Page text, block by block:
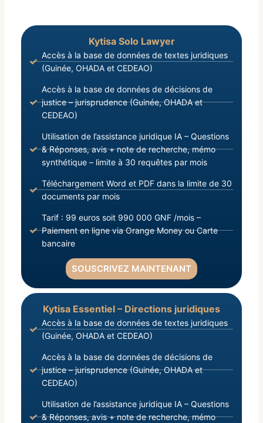
Kytisa Solo Lawyer
Accès à la base de données de textes juridiques
(Guinée, OHADA et CEDEAO)
Accès à la base de données de décisions de
justice – jurisprudence (Guinée, OHADA et
CEDEAO)
Utilisation de l’assistance juridique IA – Questions
& Réponses, avis + note de recherche, mémo
synthétique – limite à 30 requêtes par mois
Téléchargement Word et PDF dans la limite de 30
documents par mois
Tarif : 99 euros soit 990 000 GNF /mois –
Paiement en ligne via Orange Money ou Carte
bancaire
SOUSCRIVEZ MAINTENANT
Kytisa Essentiel – Directions juridiques
Accès à la base de données de textes juridiques
(Guinée, OHADA et CEDEAO)
Accès à la base de données de décisions de
justice – jurisprudence (Guinée, OHADA et
CEDEAO)
Utilisation de l’assistance juridique IA – Questions
& Réponses, avis + note de recherche, mémo